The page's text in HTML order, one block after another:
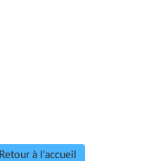
Retour à l'accueil